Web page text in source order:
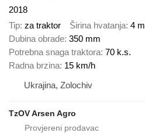
2018
Tip za traktor Širina hvatanja 4 m
Dubina obrade 350 mm
Potrebna snaga traktora 70 k.s.
Radna brzina 15 km/h
Ukrajina, Zolochiv
TzOV Arsen Agro